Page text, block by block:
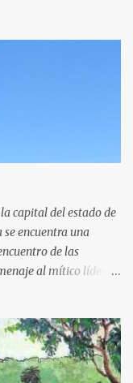
capital del estado de
encuentra una
de las
al mítico líder
guerrero en pie,
de alto. La estatua
pedestal con el